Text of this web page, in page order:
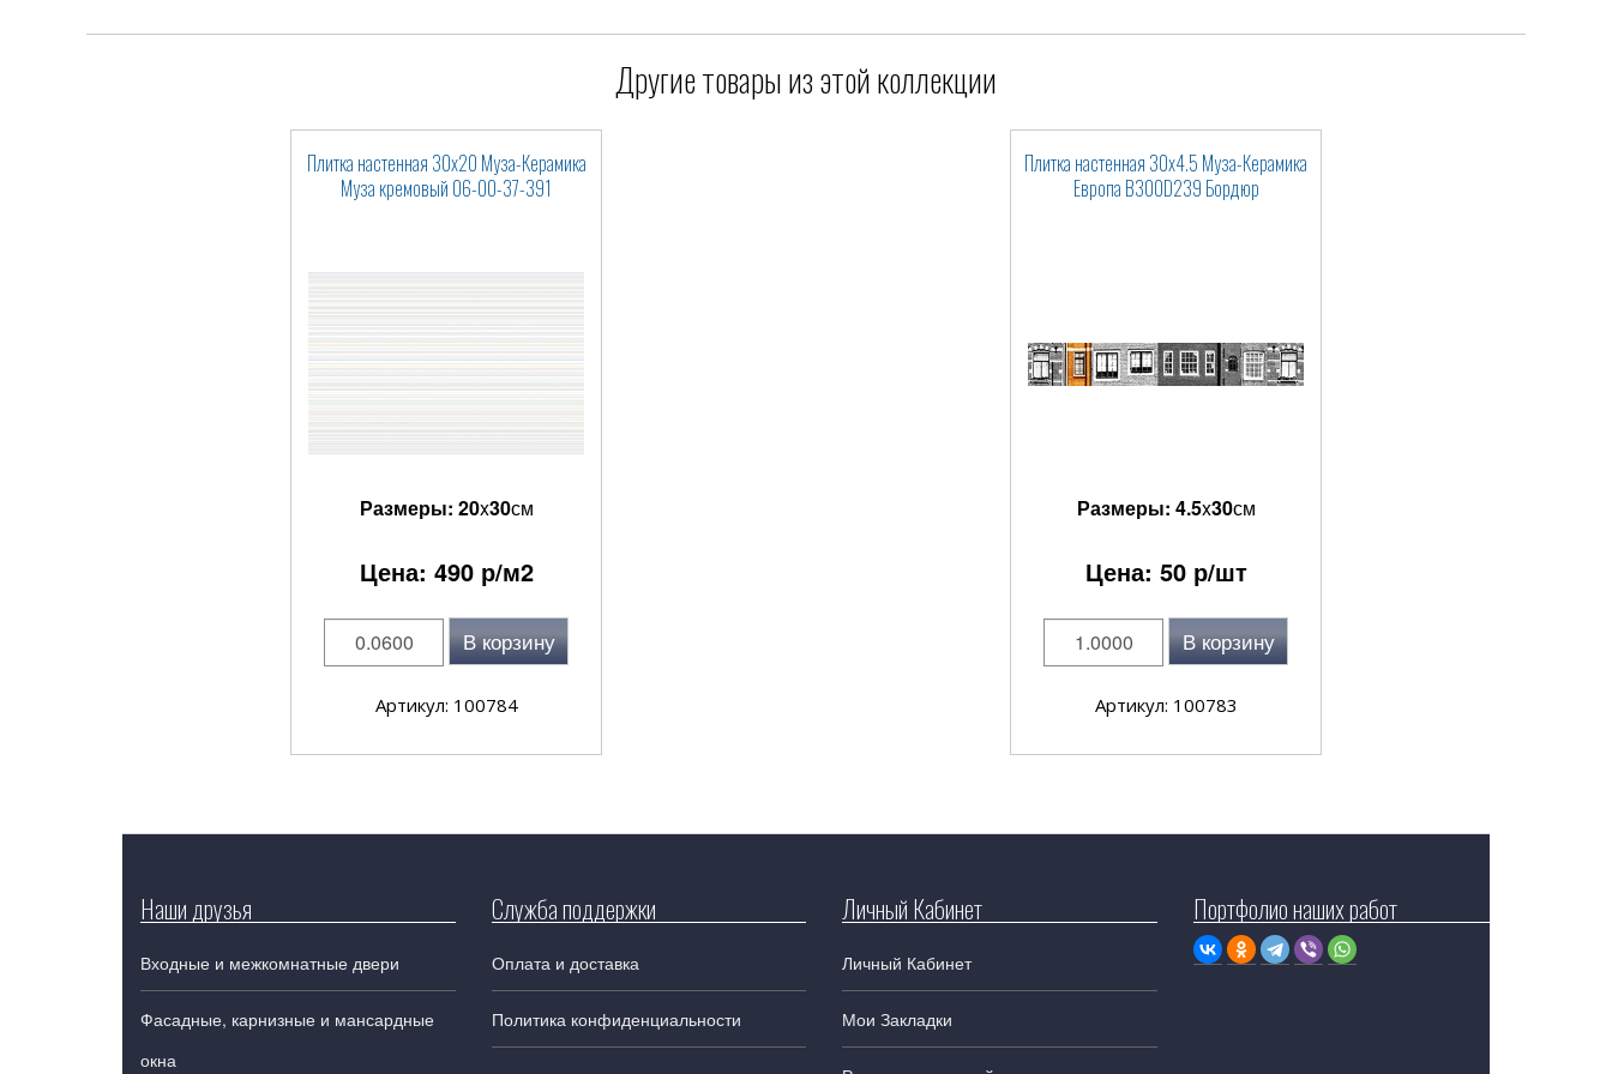
Другие товары из этой коллекции
Плитка настенная 30x20 Муза-Керамика
Муза кремовый 06-00-37-391
Размеры: 20x30см
Цена: 490р/м2
В корзину
Артикул: 100784
Плитка настенная 30x4.5 Муза-Керамика
Европа B300D239 Бордюр
Размеры: 4.5x30см
Цена: 50р/шт
В корзину
Артикул: 100783
Наши друзья
Входные и межкомнатные двери
Фасадные, карнизные и мансардные
окна
Служба поддержки
Оплата и доставка
Политика конфиденциальности
Личный Кабинет
Личный Кабинет
Мои Закладки
Портфолио наших работ